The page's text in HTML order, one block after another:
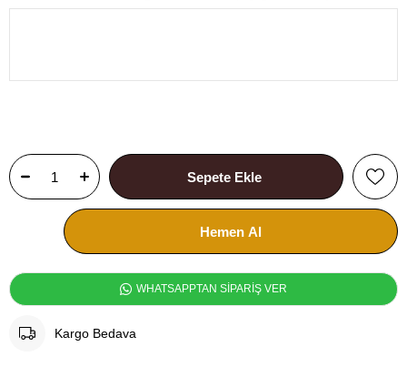
WHATSAPPTAN SİPARİŞ VER
Kargo Bedava